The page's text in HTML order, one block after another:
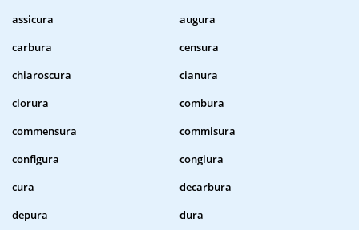
assicura
augura
carbura
censura
chiaroscura
cianura
clorura
combura
commensura
commisura
configura
congiura
cura
decarbura
depura
dura